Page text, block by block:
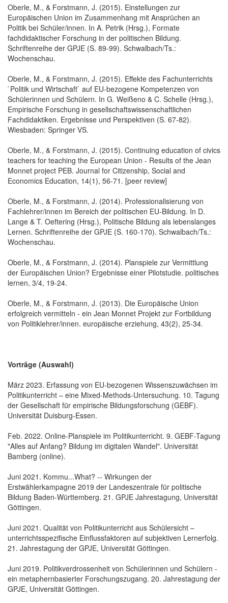
Oberle, M., & Forstmann, J. (2015). Einstellungen zur
Europäischen Union im Zusammenhang mit Ansprüchen an
Politik bei Schüler/innen. In A. Petrik (Hrsg.), Formate
fachdidaktischer Forschung in der politischen Bildung.
Schriftenreihe der GPJE (S. 89-99). Schwalbach/Ts.:
Wochenschau.
Oberle, M., & Forstmann, J. (2015). Effekte des Fachunterrichts
`Politik und Wirtschaft` auf EU-bezogene Kompetenzen von
Schülerinnen und Schülern. In G. Weißeno & C. Schelle (Hrsg.),
Empirische Forschung in gesellschaftswissenschaftlichen
Fachdidaktiken. Ergebnisse und Perspektiven (S. 67-82).
Wiesbaden: Springer VS.
Oberle, M., & Forstmann, J. (2015). Continuing education of civics
teachers for teaching the European Union - Results of the Jean
Monnet project PEB. Journal for Citizenship, Social and
Economics Education, 14(1), 56-71. [peer review]
Oberle, M., & Forstmann, J. (2014). Professionalisierung von
Fachlehrer/innen im Bereich der politischen EU-Bildung. In D.
Lange & T. Oeftering (Hrsg.), Politische Bildung als lebenslanges
Lernen. Schriftenreihe der GPJE (S. 160-170). Schwalbach/Ts.:
Wochenschau.
Oberle, M., & Forstmann, J. (2014). Planspiele zur Vermittlung
der Europäischen Union? Ergebnisse einer Pilotstudie. politisches
lernen, 3/4, 19-24.
Oberle, M., & Forstmann, J. (2013). Die Europäische Union
erfolgreich vermitteln - ein Jean Monnet Projekt zur Fortbildung
von Politiklehrer/innen. europäische erziehung, 43(2), 25-34.
Vorträge (Auswahl)
März 2023. Erfassung von EU-bezogenen Wissenszuwächsen im
Politikunterricht – eine Mixed-Methods-Untersuchung. 10. Tagung
der Gesellschaft für empirische Bildungsforschung (GEBF).
Universität Duisburg-Essen.
Feb. 2022. Online-Planspiele im Politikunterricht. 9. GEBF-Tagung
"Alles auf Anfang? Bildung im digitalen Wandel". Universität
Bamberg (online).
Juni 2021. Kommu...What? -- Wirkungen der
Erstwählerkampagne 2019 der Landeszentrale für politische
Bildung Baden-Württemberg. 21. GPJE Jahrestagung, Universität
Göttingen.
Juni 2021. Qualität von Politikunterricht aus Schülersicht –
unterrichtsspezifische Einflussfaktoren auf subjektiven Lernerfolg.
21. Jahrestagung der GPJE, Universität Göttingen.
Juni 2019. Politikverdrossenheit von Schülerinnen und Schülern -
ein metaphernbasierter Forschungszugang. 20. Jahrestagung der
GPJE, Universität Göttingen.